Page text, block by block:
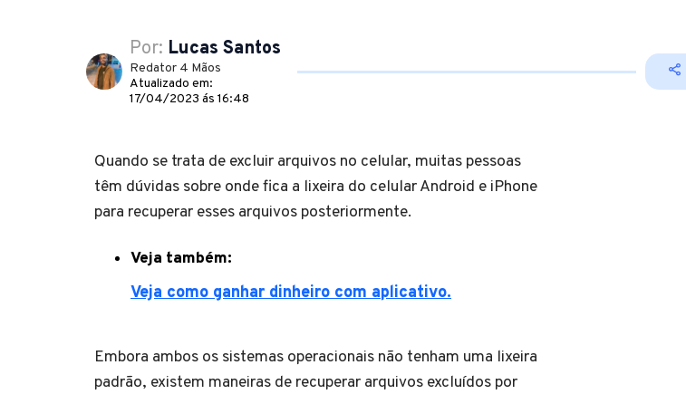
Por: Lucas Santos
Redator 4 Mãos
Atualizado em:
17/04/2023 ás 16:48
Quando se trata de excluir arquivos no celular, muitas pessoas
têm dúvidas sobre onde fica a lixeira do celular Android e iPhone
para recuperar esses arquivos posteriormente.
Veja também:
Veja como ganhar dinheiro com aplicativo.
Embora ambos os sistemas operacionais não tenham uma lixeira
padrão, existem maneiras de recuperar arquivos excluídos por